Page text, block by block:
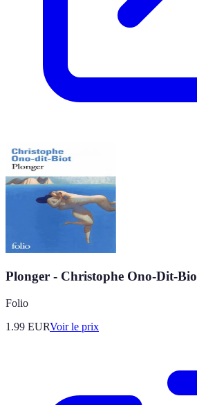
Plonger - Christophe Ono-Dit-Bio
Folio
1.99 EURVoir le prix